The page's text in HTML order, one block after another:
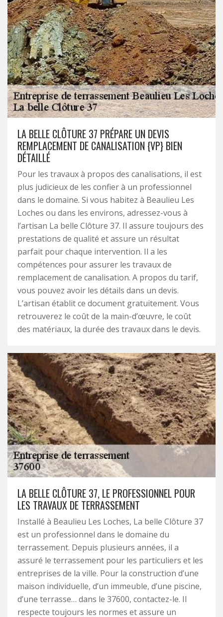
LA BELLE CLÔTURE 37 PRÉPARE UN DEVIS
REMPLACEMENT DE CANALISATION {VP} BIEN
DÉTAILLÉ
Pour les travaux à propos des canalisations, il est
plus judicieux de les confier à un professionnel
dans le domaine. Si vous habitez à Beaulieu Les
Loches ou dans les environs, adressez-vous à
l’artisan La belle Clôture 37. Il assure toujours des
prestations de qualité et assure un résultat
parfait pour chaque intervention. Il a les
compétences pour assurer les travaux de
remplacement de canalisation. A propos du tarif,
vous pouvez avoir les détails dans un devis.
L’artisan établit ce document gratuitement. Vous
retrouverez le coût de la main-d’œuvre, le coût
des matériaux, la durée des travaux dans le devis.
LA BELLE CLÔTURE 37, LE PROFESSIONNEL POUR
LES TRAVAUX DE TERRASSEMENT
Installé à Beaulieu Les Loches, La belle Clôture 37
est un professionnel dans le domaine du
terrassement. Depuis plusieurs années, il a
assuré le terrassement pour les particuliers et les
entreprises de la ville. Pour la construction d’une
maison individuelle, d’un immeuble, d’une piscine,
d’une terrasse… dans le 37600, contactez-le. Il
respecte toujours les normes et assure un